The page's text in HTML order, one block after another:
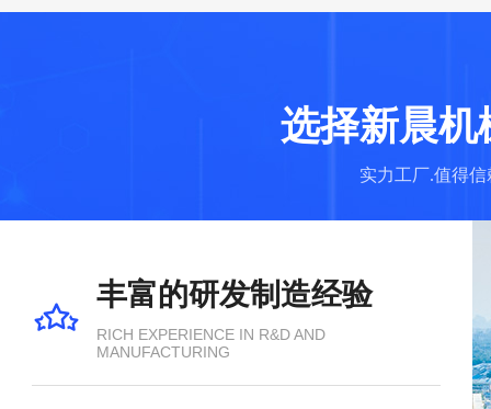
选择新晨机
实力工厂.值得
 丰富的研发制造经验
RICH EXPERIENCE IN R&D AND
MANUFACTURING